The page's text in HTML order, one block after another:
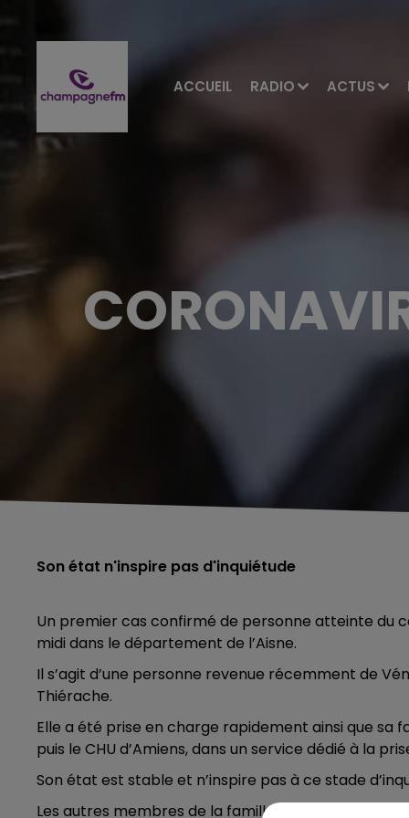
ACCUEIL RADIO ACTUS
Son état n'inspire pas d'inquiétude
Un premier cas confirmé de personne atteinte du
midi dans le département de l’Aisne.
Il s’agit d’une personne revenue récemment de
Thiérache.
Elle a été prise en charge rapidement ainsi que sa
puis le CHU d’Amiens, dans un service dédié à la
Son état est stable et n’inspire pas à ce stade
Les autres membres de la famille ont fait l’objet de